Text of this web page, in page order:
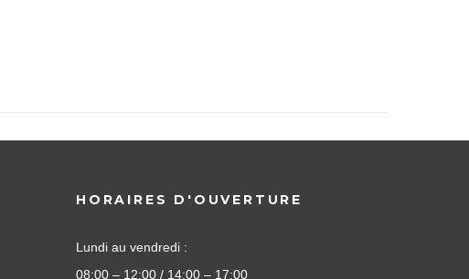
HORAIRES D'OUVERTURE
Lundi au vendredi :
08:00 – 12:00 / 14:00 – 17:00